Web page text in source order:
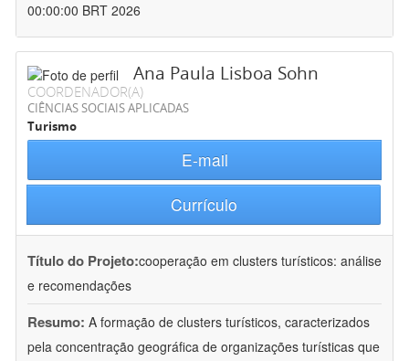
00:00:00 BRT 2026
Ana Paula Lisboa Sohn
COORDENADOR(A)
CIÊNCIAS SOCIAIS APLICADAS
Turismo
E-mail
Currículo
Título do Projeto:cooperação em clusters turísticos: análise
e recomendações
Resumo: A formação de clusters turísticos, caracterizados
pela concentração geográfica de organizações turísticas que